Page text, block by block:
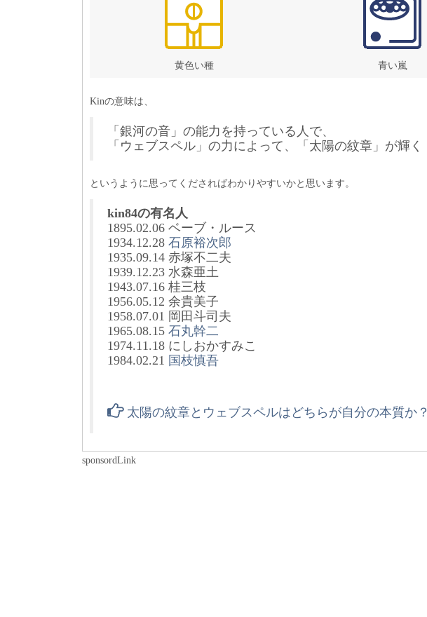
黄色い種 青い嵐
Kinの意味は、
「銀河の音」の能力を持っている人で、
「ウェブスペル」の力によって、「太陽の紋章」が輝く
というように思ってくださればわかりやすいかと思います。
kin84の有名人
1895.02.06 ベーブ・ルース
1934.12.28 石原裕次郎
1935.09.14 赤塚不二夫
1939.12.23 水森亜土
1943.07.16 桂三枝
1956.05.12 余貴美子
1958.07.01 岡田斗司夫
1965.08.15 石丸幹二
1974.11.18 にしおかすみこ
1984.02.21 国枝慎吾
太陽の紋章とウェブスペルはどちらが自分の本質か？
sponsordLink